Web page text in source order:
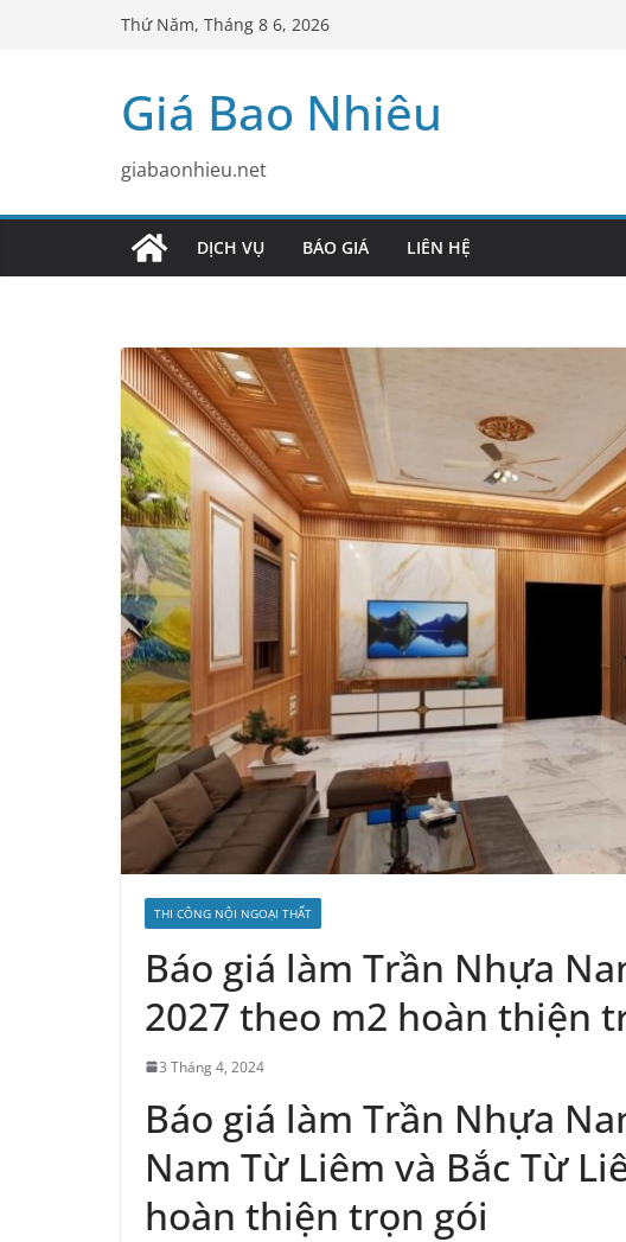
Thứ Năm, Tháng 8 6, 2026
Giá Bao Nhiêu
giabaonhieu.net
DỊCH VỤ BÁO GIÁ LIÊN HỆ
THI CÔNG NỘI NGOẠI THẤT
Báo giá làm Trần Nhựa
2027 theo m2 hoàn thiện
3 Tháng 4, 2024
Báo giá làm Trần Nhựa
Nam Từ Liêm và Bắc Từ
hoàn thiện trọn gói